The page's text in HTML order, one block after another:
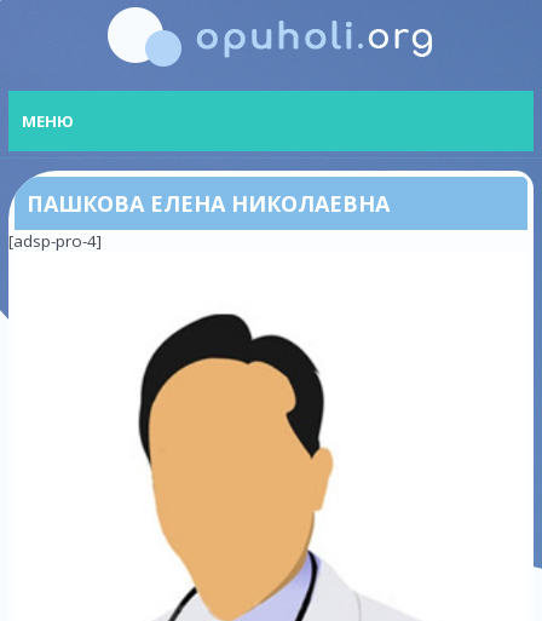
МЕНЮ
ПАШКОВА ЕЛЕНА НИКОЛАЕВНА
[adsp-pro-4]